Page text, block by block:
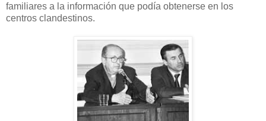
familiares a la información que podía obtenerse en los
centros clandestinos.